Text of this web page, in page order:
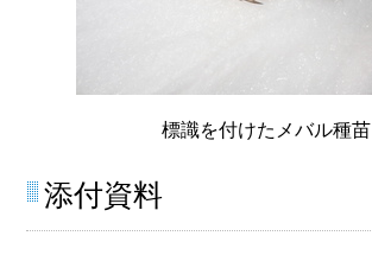
標識を付けたメバル種苗
添付資料